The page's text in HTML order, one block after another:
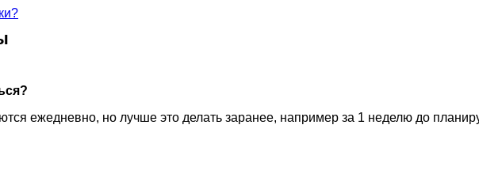
ежедневно, но лучше это делать заранее, например за 1 неделю до